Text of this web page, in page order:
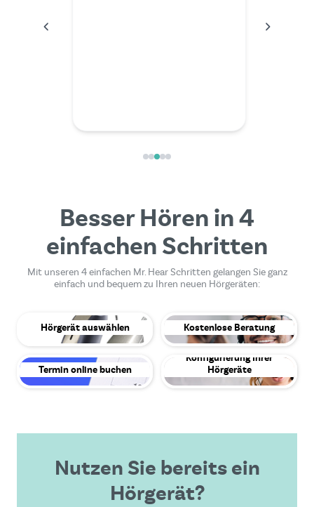
Besser Hören in 4
einfachen Schritten
Mit unseren 4 einfachen Mr. Hear Schritten gelangen Sie ganz
einfach und bequem zu Ihren neuen Hörgeräten:
Hörgerät auswählen Kostenlose Beratung
Termin online buchen
Konfigurierung Ihrer
Hörgeräte
Nutzen Sie bereits ein
Hörgerät?